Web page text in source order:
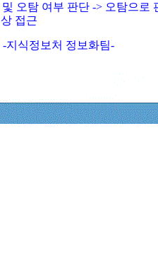
오탐 여부 판단 -> 오탐으로
접근
-지식정보처 정보화팀-